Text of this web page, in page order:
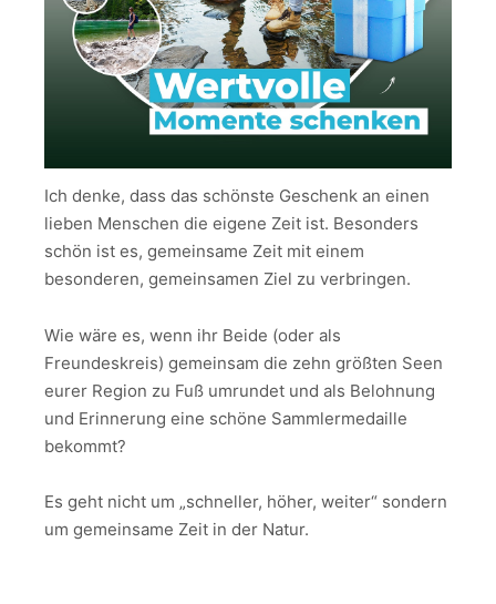
Ich denke, dass das schönste Geschenk an einen
lieben Menschen die eigene Zeit ist. Besonders
schön ist es, gemeinsame Zeit mit einem
besonderen, gemeinsamen Ziel zu verbringen.
Wie wäre es, wenn ihr Beide (oder als
Freundeskreis) gemeinsam die zehn größten Seen
eurer Region zu Fuß umrundet und als Belohnung
und Erinnerung eine schöne Sammlermedaille
bekommt?
Es geht nicht um „schneller, höher, weiter“ sondern
um gemeinsame Zeit in der Natur.